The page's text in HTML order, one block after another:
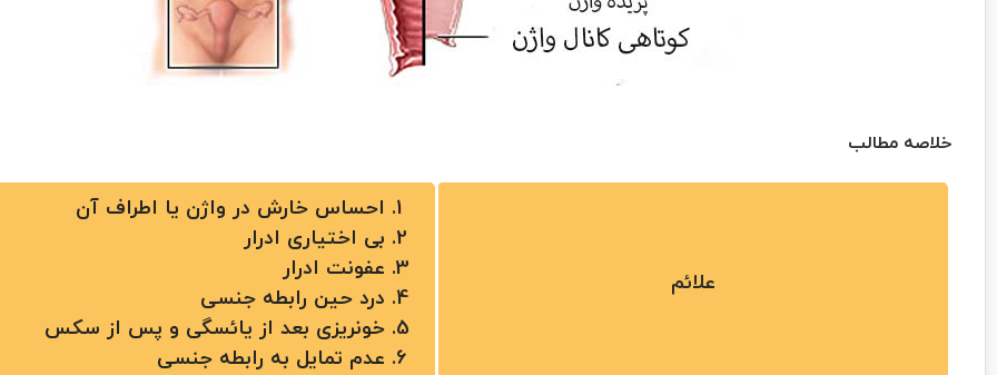
خلاصه مطالب
علائم
احساس خارش در واژن یا اطراف آن
بی اختیاری ادرار
عفونت ادرار
درد حین رابطه جنسی
خونریزی بعد از یائسگی و پس از سکس
عدم تمایل به رابطه جنسی